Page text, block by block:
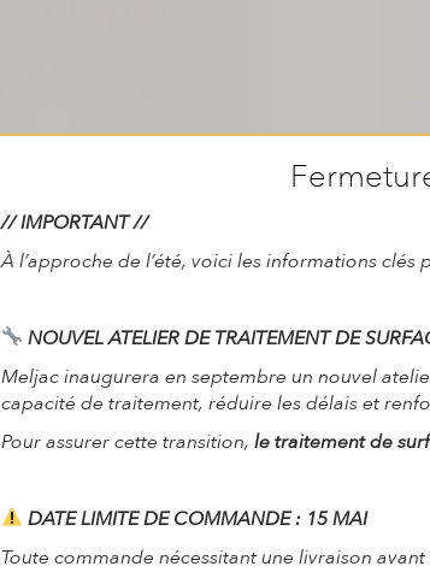
// IMPORTANT //
À l’approche de l’été, voici les informations
NOUVEL ATELIER DE TRAITEMENT DE
Meljac inaugurera en septembre un nouvel
capacité de traitement, réduire les délais et
Pour assurer cette transition, le traitement de
DATE LIMITE DE COMMANDE : 15 MAI
Toute commande nécessitant une livraison